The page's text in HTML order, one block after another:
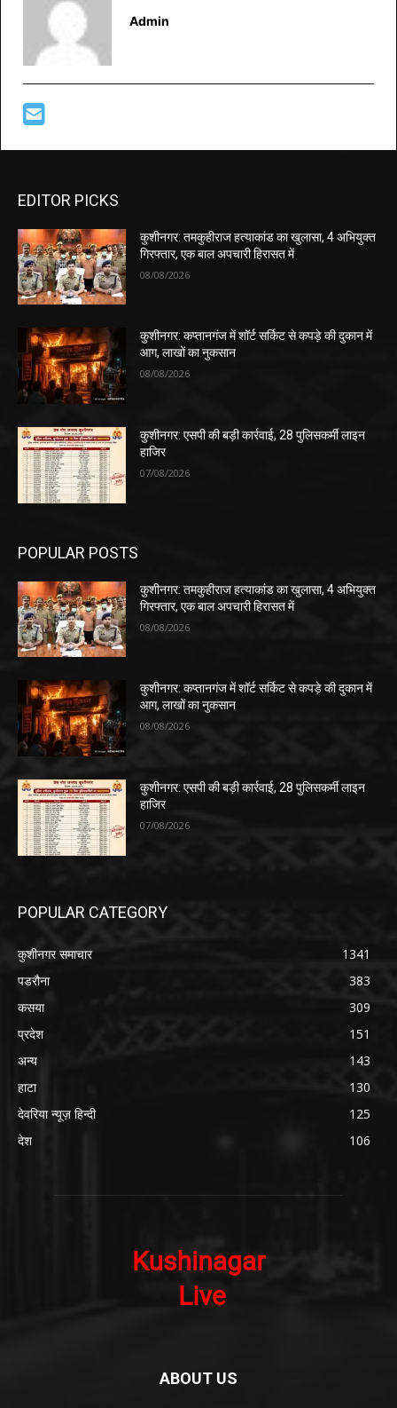
Admin
EDITOR PICKS
कुशीनगर: तमकुहीराज हत्याकांड का खुलासा, 4 अभियुक्त
गिरफ्तार, एक बाल अपचारी हिरासत में
08/08/2026
कुशीनगर: कप्तानगंज में शॉर्ट सर्किट से कपड़े की दुकान में
आग, लाखों का नुकसान
08/08/2026
कुशीनगर: एसपी की बड़ी कार्रवाई, 28 पुलिसकर्मी लाइन
हाजिर
07/08/2026
POPULAR POSTS
कुशीनगर: तमकुहीराज हत्याकांड का खुलासा, 4 अभियुक्त
गिरफ्तार, एक बाल अपचारी हिरासत में
08/08/2026
कुशीनगर: कप्तानगंज में शॉर्ट सर्किट से कपड़े की दुकान में
आग, लाखों का नुकसान
08/08/2026
कुशीनगर: एसपी की बड़ी कार्रवाई, 28 पुलिसकर्मी लाइन
हाजिर
07/08/2026
POPULAR CATEGORY
कुशीनगर समाचार
1341
पडरौना
383
कसया
309
प्रदेश
151
अन्य
143
हाटा
130
देवरिया न्यूज़ हिन्दी
125
देश
106
ABOUT US